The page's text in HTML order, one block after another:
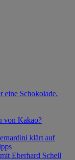
eine Schokolade,
von Kakao?
klärt auf
Eberhard Schell